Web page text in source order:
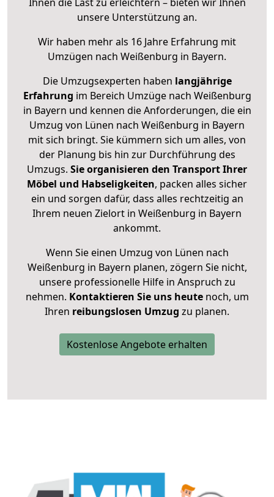
unsere Unterstützung an.
Wir haben mehr als 16 Jahre Erfahrung mit
Umzügen nach Weißenburg in Bayern.
Die Umzugsexperten haben langjährige
Erfahrung im Bereich Umzüge nach Weißenburg
in Bayern und kennen die Anforderungen, die ein
Umzug von Lünen nach Weißenburg in Bayern
mit sich bringt. Sie kümmern sich um alles, von
der Planung bis hin zur Durchführung des
Umzugs. Sie organisieren den Transport Ihrer
Möbel und Habseligkeiten, packen alles sicher
ein und sorgen dafür, dass alles rechtzeitig an
Ihrem neuen Zielort in Weißenburg in Bayern
ankommt.
Wenn Sie einen Umzug von Lünen nach
Weißenburg in Bayern planen, zögern Sie nicht,
unsere professionelle Hilfe in Anspruch zu
nehmen. Kontaktieren Sie uns heutenoch, um
Ihren reibungslosen Umzug zu planen.
Kostenlose Angebote erhalten